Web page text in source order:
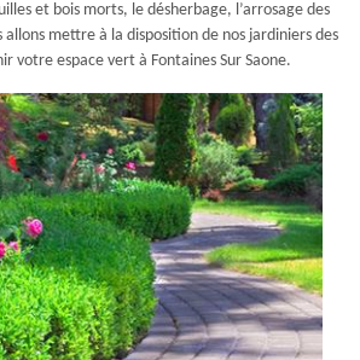
et bois morts, le désherbage, l’arrosage des
mettre à la disposition de nos jardiniers des
votre espace vert à Fontaines Sur Saone.